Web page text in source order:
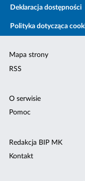
Deklaracja dostępności
Polityka dotycząca
Mapa strony
RSS
O serwisie
Pomoc
Redakcja BIP MK
Kontakt